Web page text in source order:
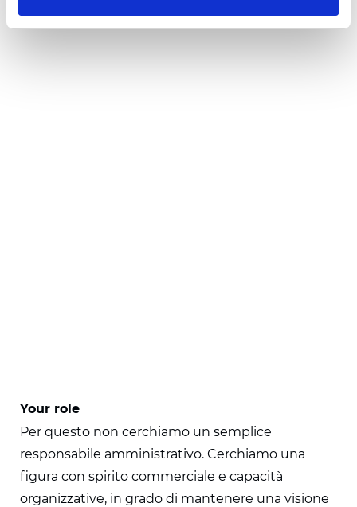
Your role
Per questo non cerchiamo un semplice
responsabile amministrativo. Cerchiamo una
figura con spirito commerciale e capacità
organizzative, in grado di mantenere una visione